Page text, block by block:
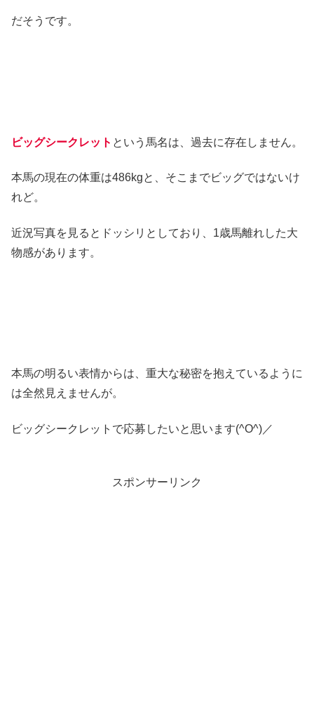
だそうです。
ビッグシークレット という馬名は、過去に存在しません。
本馬の現在の体重は486kgと、そこまでビッグではないけ
れど。
近況写真を見るとドッシリとしており、1歳馬離れした大
物感があります。
本馬の明るい表情からは、重大な秘密を抱えているように
は全然見えませんが。
ビッグシークレットで応募したいと思います(^O^)／
スポンサーリンク